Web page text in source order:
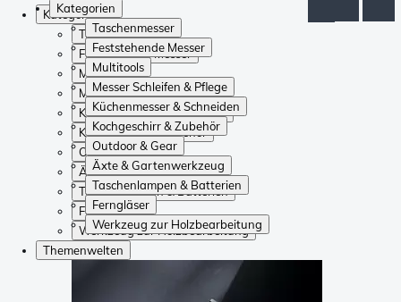
Kategorien
Taschenmesser
Feststehende Messer
Multitools
Messer Schleifen & Pflege
Küchenmesser & Schneiden
Kochgeschirr & Zubehör
Outdoor & Gear
Äxte & Gartenwerkzeug
Taschenlampen & Batterien
Ferngläser
Werkzeug zur Holzbearbeitung
Kategorien
Taschenmesser
Feststehende Messer
Multitools
Messer Schleifen & Pflege
Küchenmesser & Schneiden
Kochgeschirr & Zubehör
Outdoor & Gear
Äxte & Gartenwerkzeug
Taschenlampen & Batterien
Ferngläser
Werkzeug zur Holzbearbeitung
Themenwelten